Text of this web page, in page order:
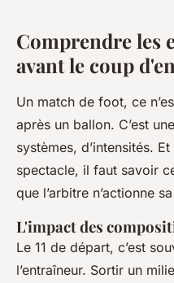
Comprendre les
avant le coup
Un match de foot, ce
après un ballon. C’est
systèmes, d’intensités.
spectacle, il faut savoir
que l’arbitre n’actionne
L'impact des
Le 11 de départ, c’est
l’entraîneur. Sortir un